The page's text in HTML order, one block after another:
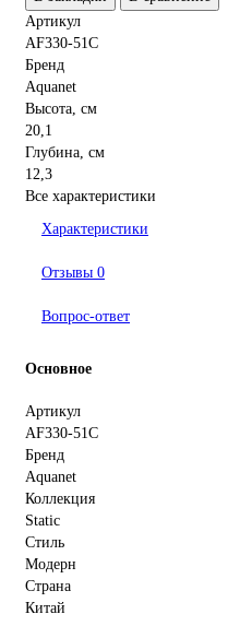
Артикул
AF330-51С
Бренд
Aquanet
Высота, см
20,1
Глубина, см
12,3
Все характеристики
Характеристики
Отзывы 0
Вопрос-ответ
Основное
Артикул
AF330-51С
Бренд
Aquanet
Коллекция
Static
Стиль
Модерн
Страна
Китай